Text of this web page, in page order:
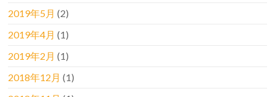
2019年5月 (2)
2019年4月 (1)
2019年2月 (1)
2018年12月 (1)